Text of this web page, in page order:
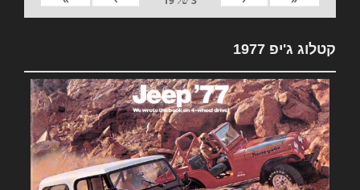
קטלוג ג'יפ 1977